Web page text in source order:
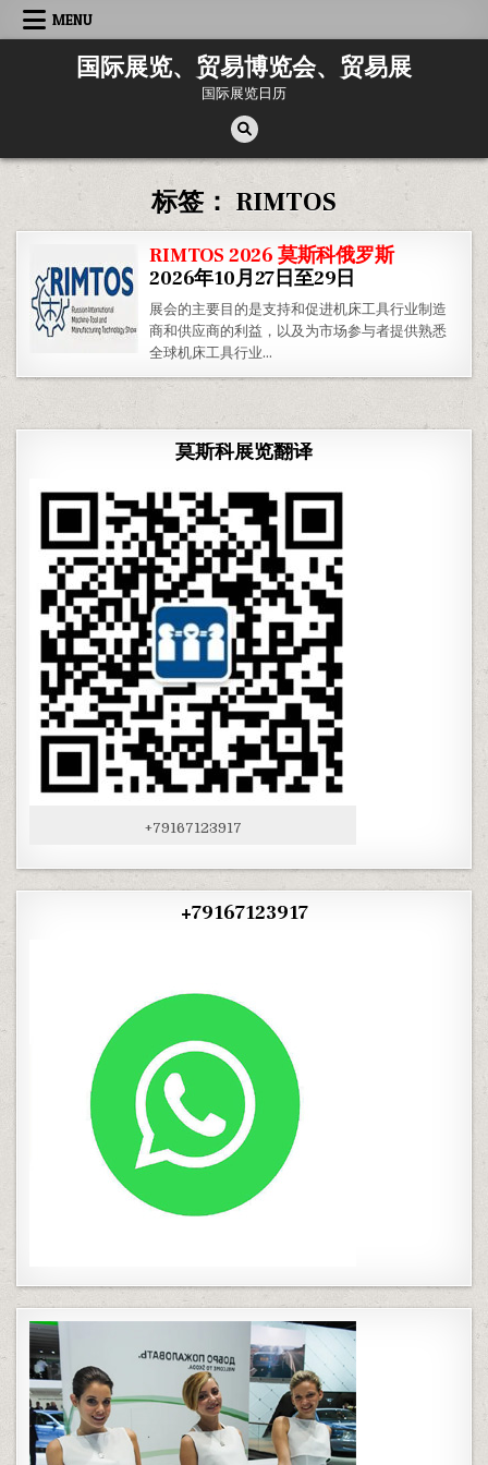
Skip
MENU
国际展览、贸易博览会、贸易展
国际展览日历
标签： RIMTOS
RIMTOS 2026 莫斯科俄罗斯
2026年10月27日至29日
展会的主要目的是支持和促进机床工具行业制造
商和供应商的利益，以及为市场参与者提供熟悉
全球机床工具行业…
莫斯科展览翻译
+79167123917
+79167123917